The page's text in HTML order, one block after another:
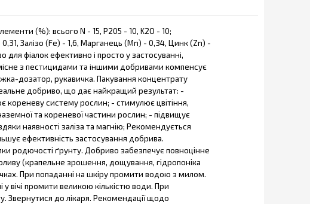
(%): всього N - 15, P205 - 10, K2О - 10;
Залізо (Fe) - 1,6, Марганець (Мn) - 0,34, Цинк (Zn) -
фіалок ефективно і просто у застосуванні,
з пестицидами та іншими добривами компенсує
дозатор, рукавичка. Пакування концентрату
добриво, що дає найкращий результат: -
систему рослин; - стимулює цвітіння,
наземної та кореневої частини рослин; - підвищує
наявності заліза та магнію; Рекомендується
ефективність застосування добрива.
родючості ґрунту. Добриво забезпечує повноцінне
(крапельне зрошення, дощування, гідропоніка
При попаданні на шкіру промити водою з милом.
вічі промити великою кількістю води. При
Звернутися до лікаря. Рекомендації щодо